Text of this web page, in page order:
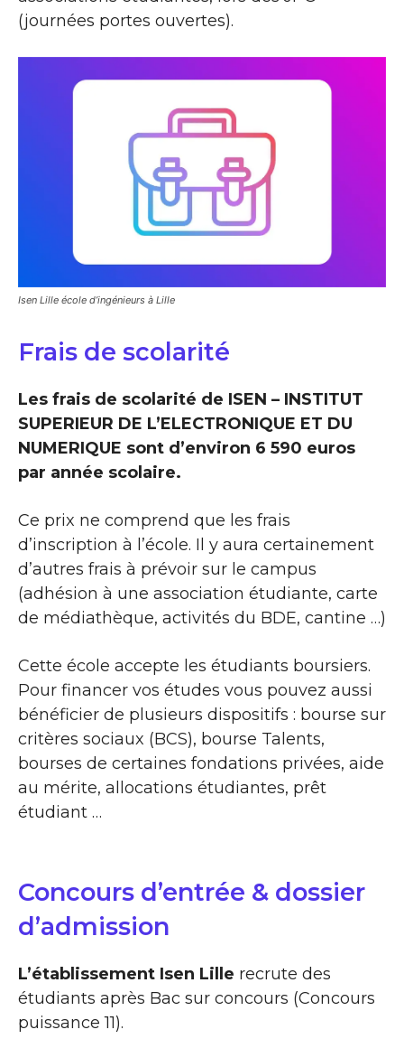
(journées portes ouvertes).
Isen Lille école d’ingénieurs à Lille
Frais de scolarité
Les frais de scolarité de ISEN – INSTITUT
SUPERIEUR DE L’ELECTRONIQUE ET DU
NUMERIQUE sont d’environ 6 590 euros
par année scolaire.
Ce prix ne comprend que les frais
d’inscription à l’école. Il y aura certainement
d’autres frais à prévoir sur le campus
(adhésion à une association étudiante, carte
de médiathèque, activités du BDE, cantine …)
Cette école accepte les étudiants boursiers.
Pour financer vos études vous pouvez aussi
bénéficier de plusieurs dispositifs : bourse sur
critères sociaux (BCS), bourse Talents,
bourses de certaines fondations privées, aide
au mérite, allocations étudiantes, prêt
étudiant …
Concours d’entrée & dossier
d’admission
L’établissement Isen Lille recrute des
étudiants après Bac sur concours (Concours
puissance 11).